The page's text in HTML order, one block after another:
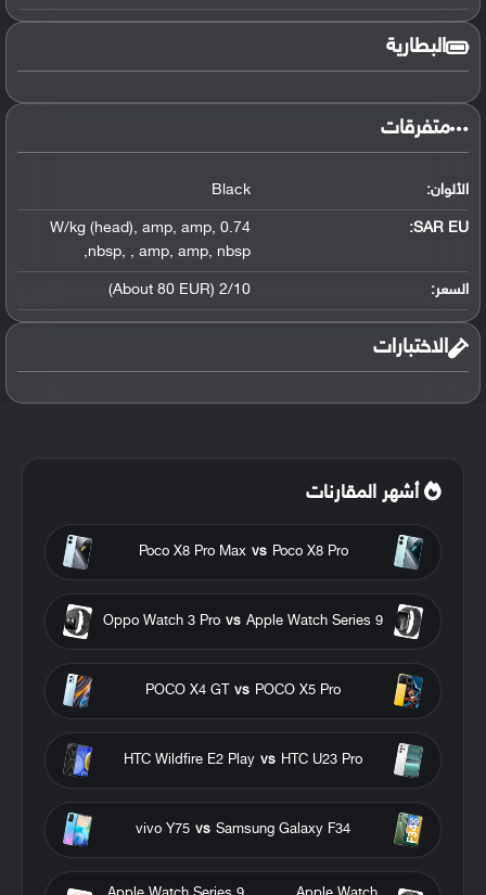
البطارية
متفرقات
الألوان: Black
SAR EU:
0.74 W/kg (head)
, amp, amp,
nbsp, , amp, amp, nbsp
,
السعر: 2/10 (About 80 EUR)
الاختبارات
أشهر المقارنات
Poco X8 Pro
vs
Poco X8 Pro Max
Apple Watch Series 9
vs
Oppo Watch 3 Pro
POCO X5 Pro
vs
POCO X4 GT
HTC U23 Pro
vs
HTC Wildfire E2 Play
Samsung Galaxy F34
vs
vivo Y75